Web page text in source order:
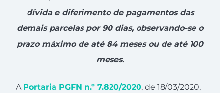
dívida e diferimento de pagamentos das
demais parcelas por 90 dias, observando-se o
prazo máximo de até 84 meses ou de até 100
meses.
A Portaria PGFN n.º 7.820/2020, de 18/03/2020,